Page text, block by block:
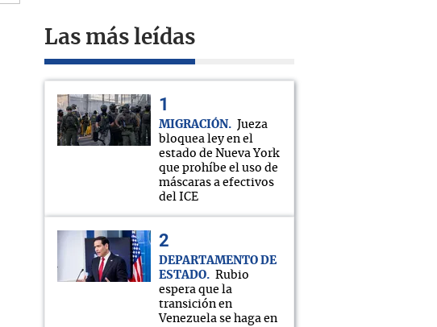
Las más leídas
MIGRACIÓN
Jueza
bloquea ley en el
estado de Nueva York
que prohíbe el uso de
máscaras a efectivos
del ICE
DEPARTAMENTO DE
ESTADO
Rubio
espera que la
transición en
Venezuela se haga en